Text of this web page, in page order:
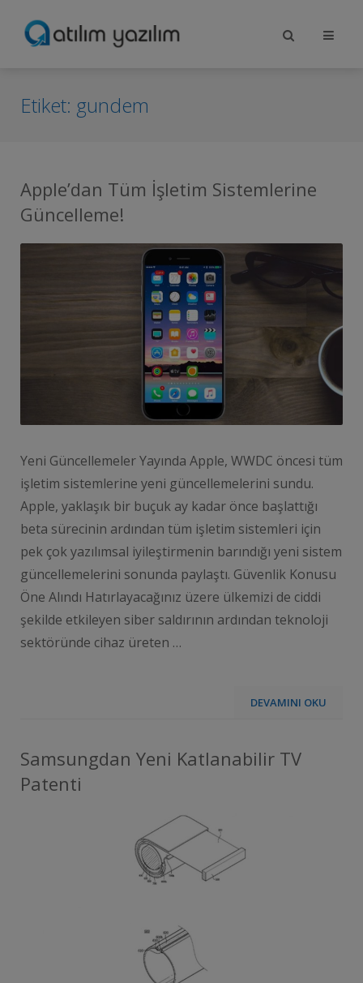
Etiket: gundem
Apple’dan Tüm İşletim Sistemlerine
Güncelleme!
Yeni Güncellemeler Yayında Apple, WWDC öncesi tüm
işletim sistemlerine yeni güncellemelerini sundu.
Apple, yaklaşık bir buçuk ay kadar önce başlattığı
beta sürecinin ardından tüm işletim sistemleri için
pek çok yazılımsal iyileştirmenin barındığı yeni sistem
güncellemelerini sonunda paylaştı. Güvenlik Konusu
Öne Alındı Hatırlayacağınız üzere ülkemizi de ciddi
şekilde etkileyen siber saldırının ardından teknoloji
sektöründe cihaz üreten …
DEVAMINI OKU
Samsungdan Yeni Katlanabilir TV
Patenti